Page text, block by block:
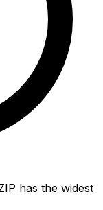
has the widest